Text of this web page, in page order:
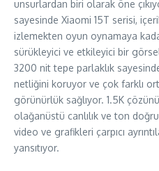
unsurlardan biri olarak öne
sayesinde Xiaomi 15T serisi,
izlemekten oyun oynamaya
sürükleyici ve etkileyici bir
3200 nit tepe parlaklık
netliğini koruyor ve çok farklı
görünürlük sağlıyor. 1.5K
olağanüstü canlılık ve ton
video ve grafikleri çarpıcı
yansıtıyor.